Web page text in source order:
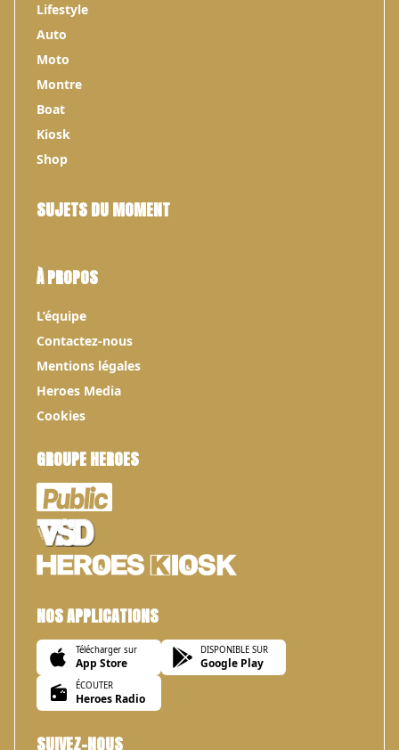
Lifestyle
Auto
Moto
Montre
Boat
Kiosk
Shop
SUJETS DU MOMENT
À PROPOS
L’équipe
Contactez-nous
Mentions légales
Heroes Media
Cookies
GROUPE HEROES
NOS APPLICATIONS
Télécharger sur
App Store
DISPONIBLE SUR
Google Play
ÉCOUTER
Heroes Radio
SUIVEZ-NOUS